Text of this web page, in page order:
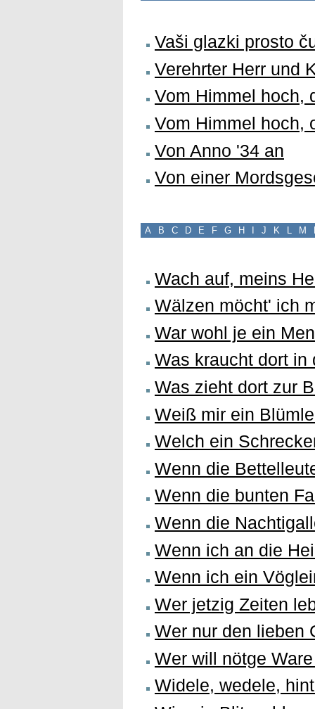
Vaši glazki prosto
Verehrter Herr und
Vom Himmel hoch,
Vom Himmel hoch,
Von Anno '34 an
Von einer
A B C D E F G H I J K L M
Wach auf, meins
Wälzen möcht' ich
War wohl je ein
Was kraucht dort in
Was zieht dort zur
Weiß mir ein
Welch ein
Wenn die
Wenn die bunten
Wenn die
Wenn ich an die
Wenn ich ein
Wer jetzig Zeiten
Wer nur den lieben
Wer will nötge
Widele, wedele,